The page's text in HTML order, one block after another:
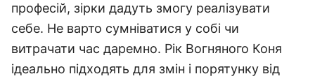
професій, зірки дадуть змогу реалізувати
себе. Не варто сумніватися у собі чи
витрачати час даремно. Рік Вогняного Коня
ідеально підходять для змін і порятунку від